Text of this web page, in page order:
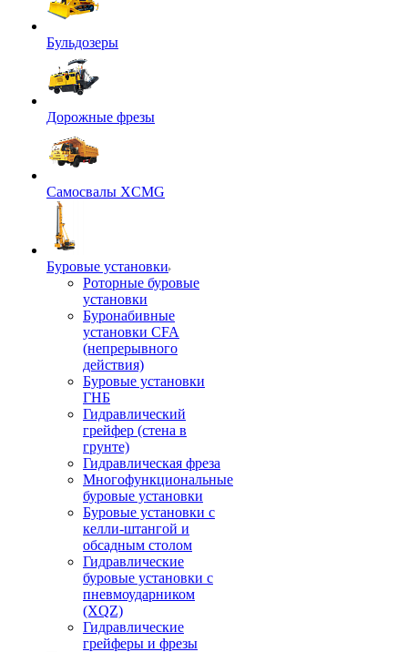
Бульдозеры
Дорожные фрезы
Самосвалы XCMG
Буровые установки
Роторные буровые
установки
Буронабивные
установки CFA
(непрерывного
действия)
Буровые установки
ГНБ
Гидравлический
грейфер (стена в
грунте)
Гидравлическая фреза
Многофункциональные
буровые установки
Буровые установки с
келли-штангой и
обсадным столом
Гидравлические
буровые установки с
пневмоударником
(XQZ)
Гидравлические
грейферы и фрезы